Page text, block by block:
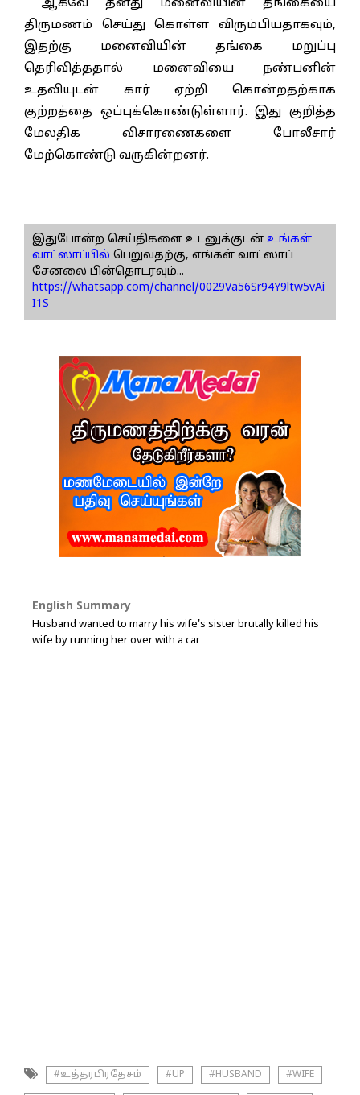
ஆகவே தனது மனைவியின் தங்கையை
திருமணம் செய்து கொள்ள விரும்பியதாகவும்,
இதற்கு மனைவியின் தங்கை மறுப்பு
தெரிவித்ததால் மனைவியை நண்பனின்
உதவியுடன் கார் ஏற்றி கொன்றதற்காக
குற்றத்தை ஒப்புக்கொண்டுள்ளார். இது குறித்த
மேலதிக விசாரணைகளை போலீசார்
மேற்கொண்டு வருகின்றனர்.
இதுபோன்ற செய்திகளை உடனுக்குடன் உங்கள்
வாட்ஸாப்பில் பெறுவதற்கு, எங்கள் வாட்ஸாப்
சேனலை பின்தொடரவும்...
https://whatsapp.com/channel/0029Va56Sr94Y9ltw5vAi
I1S
English Summary
Husband wanted to marry his wife's sister brutally killed his
wife by running her over with a car
#உத்தரபிரதேசம் #UP #HUSBAND #WIFE